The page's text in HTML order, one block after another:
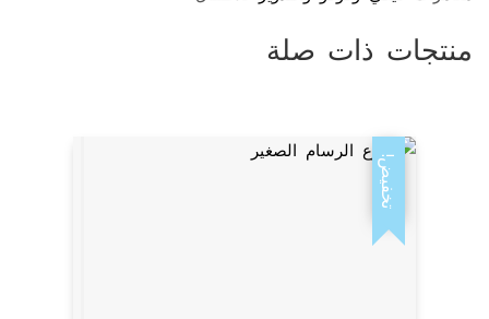
منتجات ذات صلة
تخفيض!